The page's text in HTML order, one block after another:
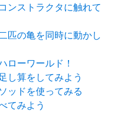
ンストラクタに触れて
匹の亀を同時に動かし
ローワールド！
し算をしてみよう
ッドを使ってみる
てみよう